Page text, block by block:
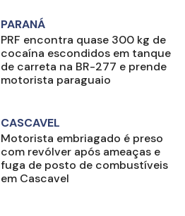
PARANÁ
PRF encontra quase 300 kg de
cocaína escondidos em tanque
de carreta na BR-277 e prende
motorista paraguaio
CASCAVEL
Motorista embriagado é preso
com revólver após ameaças e
fuga de posto de combustíveis
em Cascavel